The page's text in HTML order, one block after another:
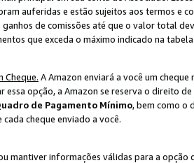
auferidas e estão sujeitos aos termos e
de comissões até que o valor total
que exceda o máximo indicado na
Cheque. A Amazon enviará a você um
essa opção, a Amazon se reserva o direito
de Pagamento Mínimo, bem como o
cada cheque enviado a você.
mantiver informações válidas para a